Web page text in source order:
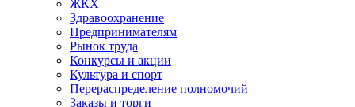
ЖКХ
Здравоохранение
Предпринимателям
Рынок труда
Конкурсы и акции
Культура и спорт
Перераспределение полномочий
Заказы и торги